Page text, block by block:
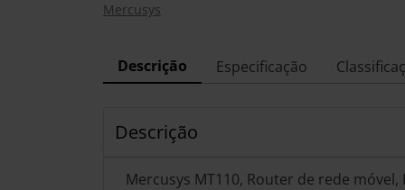
Mercusys
Descrição Especificação
Descrição
Mercusys MT110, Router de rede